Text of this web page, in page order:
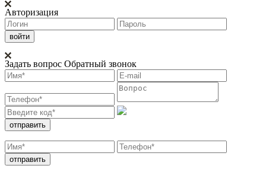
Авторизация
Задать вопрос Обратный звонок